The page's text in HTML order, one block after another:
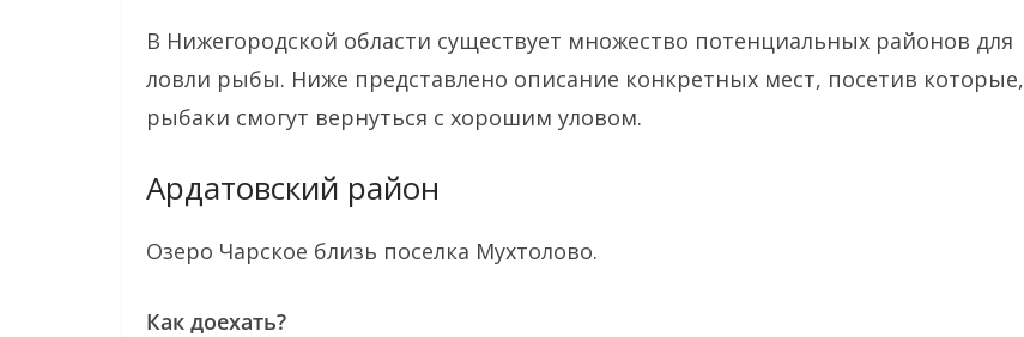
В Нижегородской области существует множество потенциальных районов для
ловли рыбы. Ниже представлено описание конкретных мест, посетив которые,
рыбаки смогут вернуться с хорошим уловом.
Ардатовский район
Озеро Чарское близь поселка Мухтолово.
Как доехать?